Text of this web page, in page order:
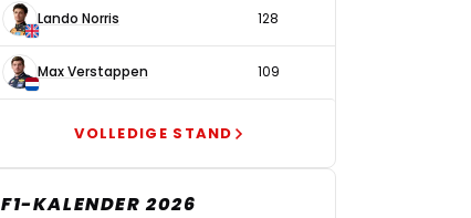
Lando Norris 128
Max Verstappen 109
VOLLEDIGE STAND
F1-KALENDER 2026